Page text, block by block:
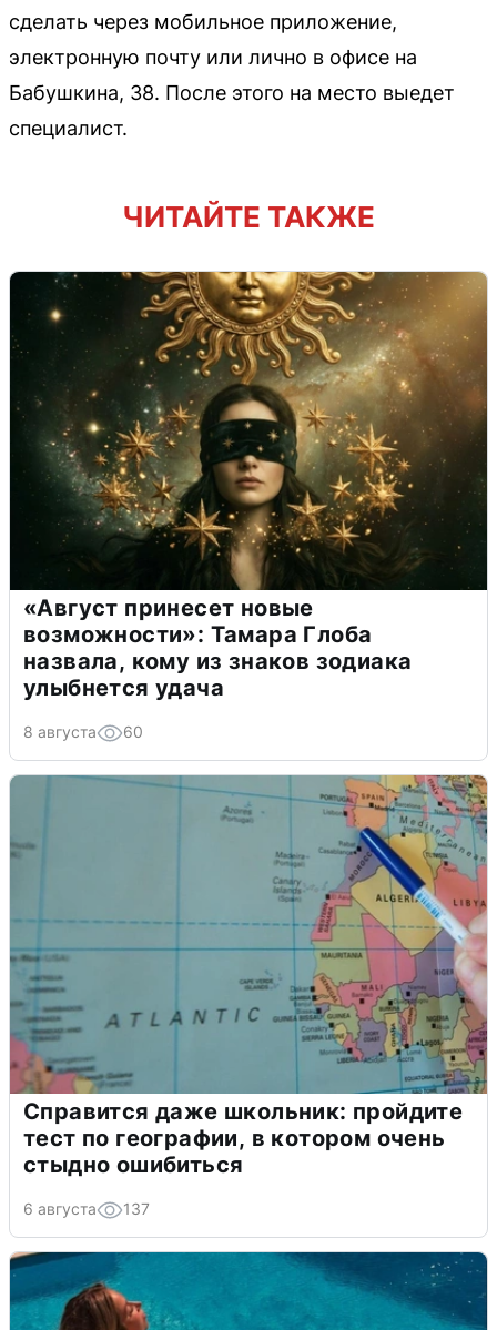
сделать через мобильное приложение,
электронную почту или лично в офисе на
Бабушкина, 38. После этого на место выедет
специалист.
ЧИТАЙТЕ ТАКЖЕ
«Август принесет новые
возможности»: Тамара Глоба
назвала, кому из знаков зодиака
улыбнется удача
8 августа 60
Справится даже школьник: пройдите
тест по географии, в котором очень
стыдно ошибиться
6 августа 137